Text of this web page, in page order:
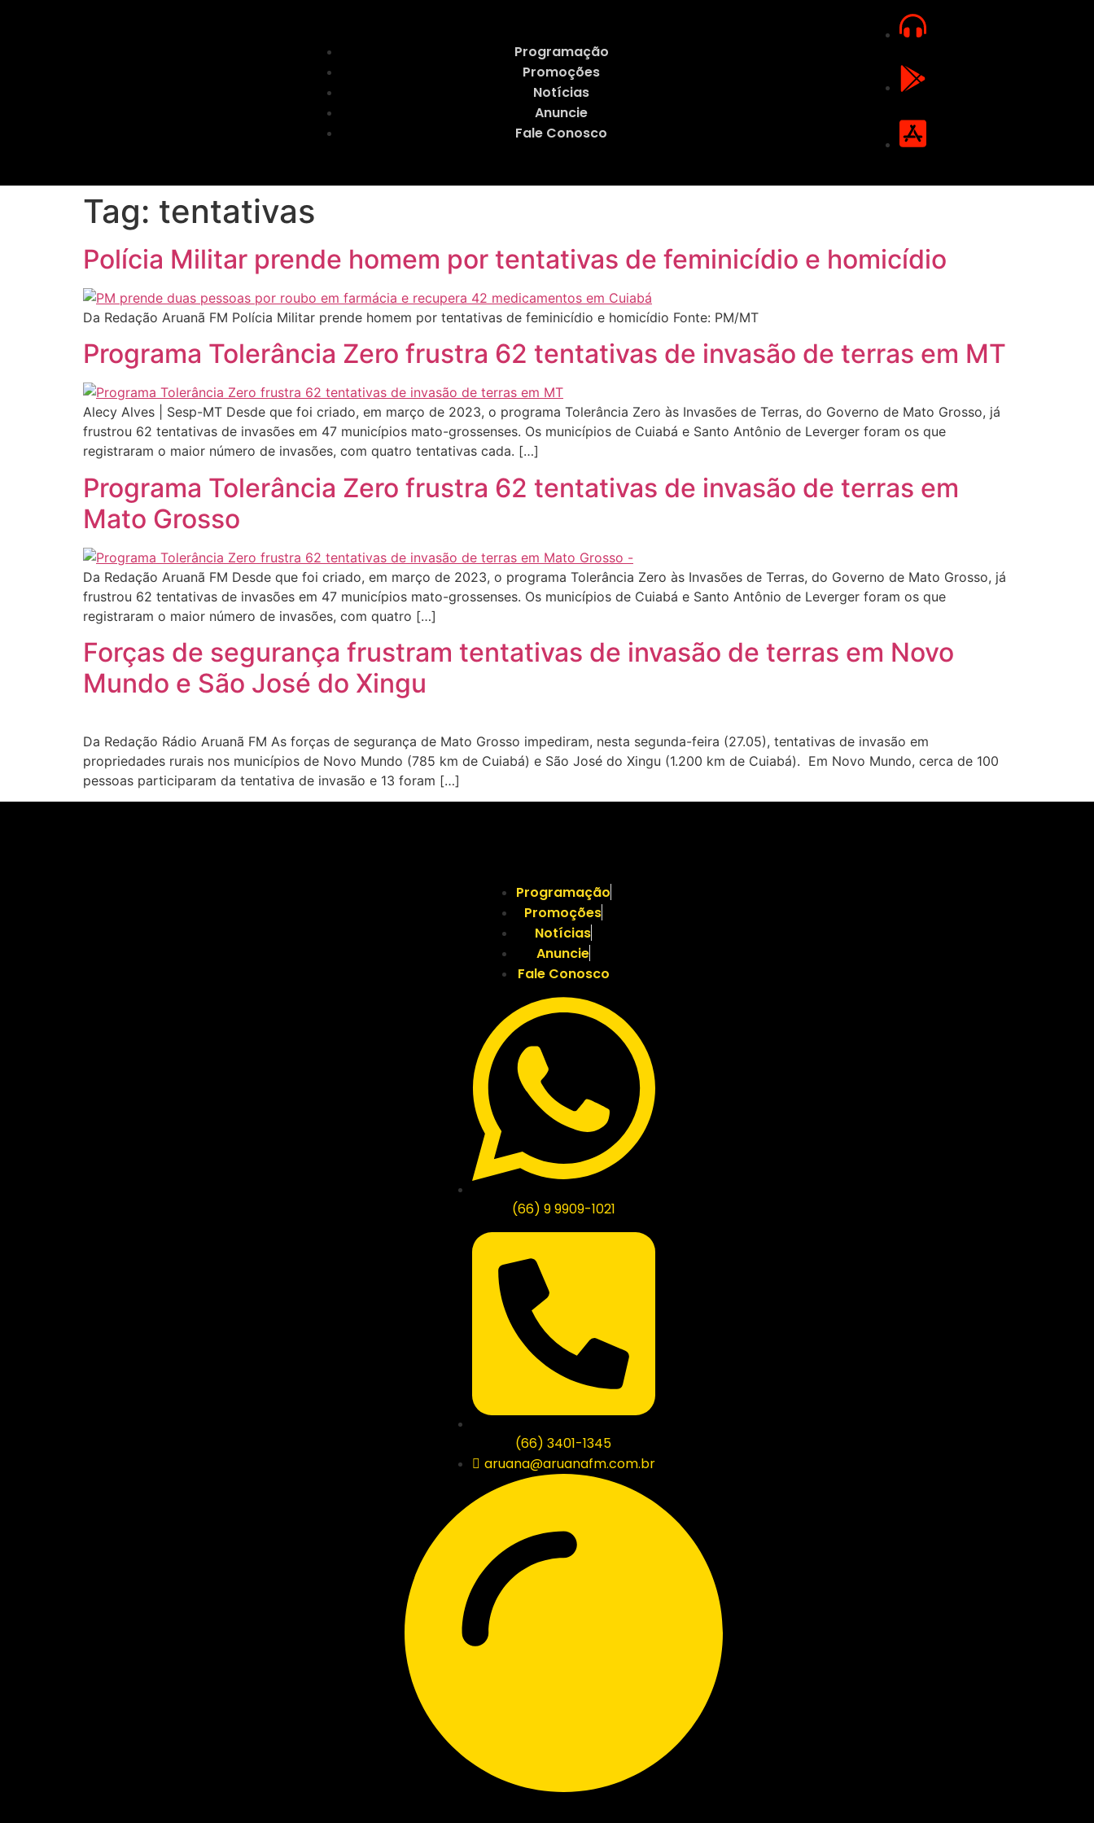
Programação
Promoções
Notícias
Anuncie
Fale Conosco
Tag: tentativas
Polícia Militar prende homem por tentativas de feminicídio e homicídio
Da Redação Aruanã FM Polícia Militar prende homem por tentativas de feminicídio e homicídio Fonte: PM/MT
Programa Tolerância Zero frustra 62 tentativas de invasão de terras em MT
Alecy Alves | Sesp-MT Desde que foi criado, em março de 2023, o programa Tolerância Zero às Invasões de Terras, do Governo de Mato Grosso, já
frustrou 62 tentativas de invasões em 47 municípios mato-grossenses. Os municípios de Cuiabá e Santo Antônio de Leverger foram os que
registraram o maior número de invasões, com quatro tentativas cada. […]
Programa Tolerância Zero frustra 62 tentativas de invasão de terras em
Mato Grosso
Da Redação Aruanã FM Desde que foi criado, em março de 2023, o programa Tolerância Zero às Invasões de Terras, do Governo de Mato Grosso, já
frustrou 62 tentativas de invasões em 47 municípios mato-grossenses. Os municípios de Cuiabá e Santo Antônio de Leverger foram os que
registraram o maior número de invasões, com quatro […]
Forças de segurança frustram tentativas de invasão de terras em Novo
Mundo e São José do Xingu
Da Redação Rádio Aruanã FM As forças de segurança de Mato Grosso impediram, nesta segunda-feira (27.05), tentativas de invasão em
propriedades rurais nos municípios de Novo Mundo (785 km de Cuiabá) e São José do Xingu (1.200 km de Cuiabá). Em Novo Mundo, cerca de 100
pessoas participaram da tentativa de invasão e 13 foram […]
Programação
Promoções
Notícias
Anuncie
Fale Conosco
(66) 9 9909-1021
(66) 3401-1345
aruana@aruanafm.com.br